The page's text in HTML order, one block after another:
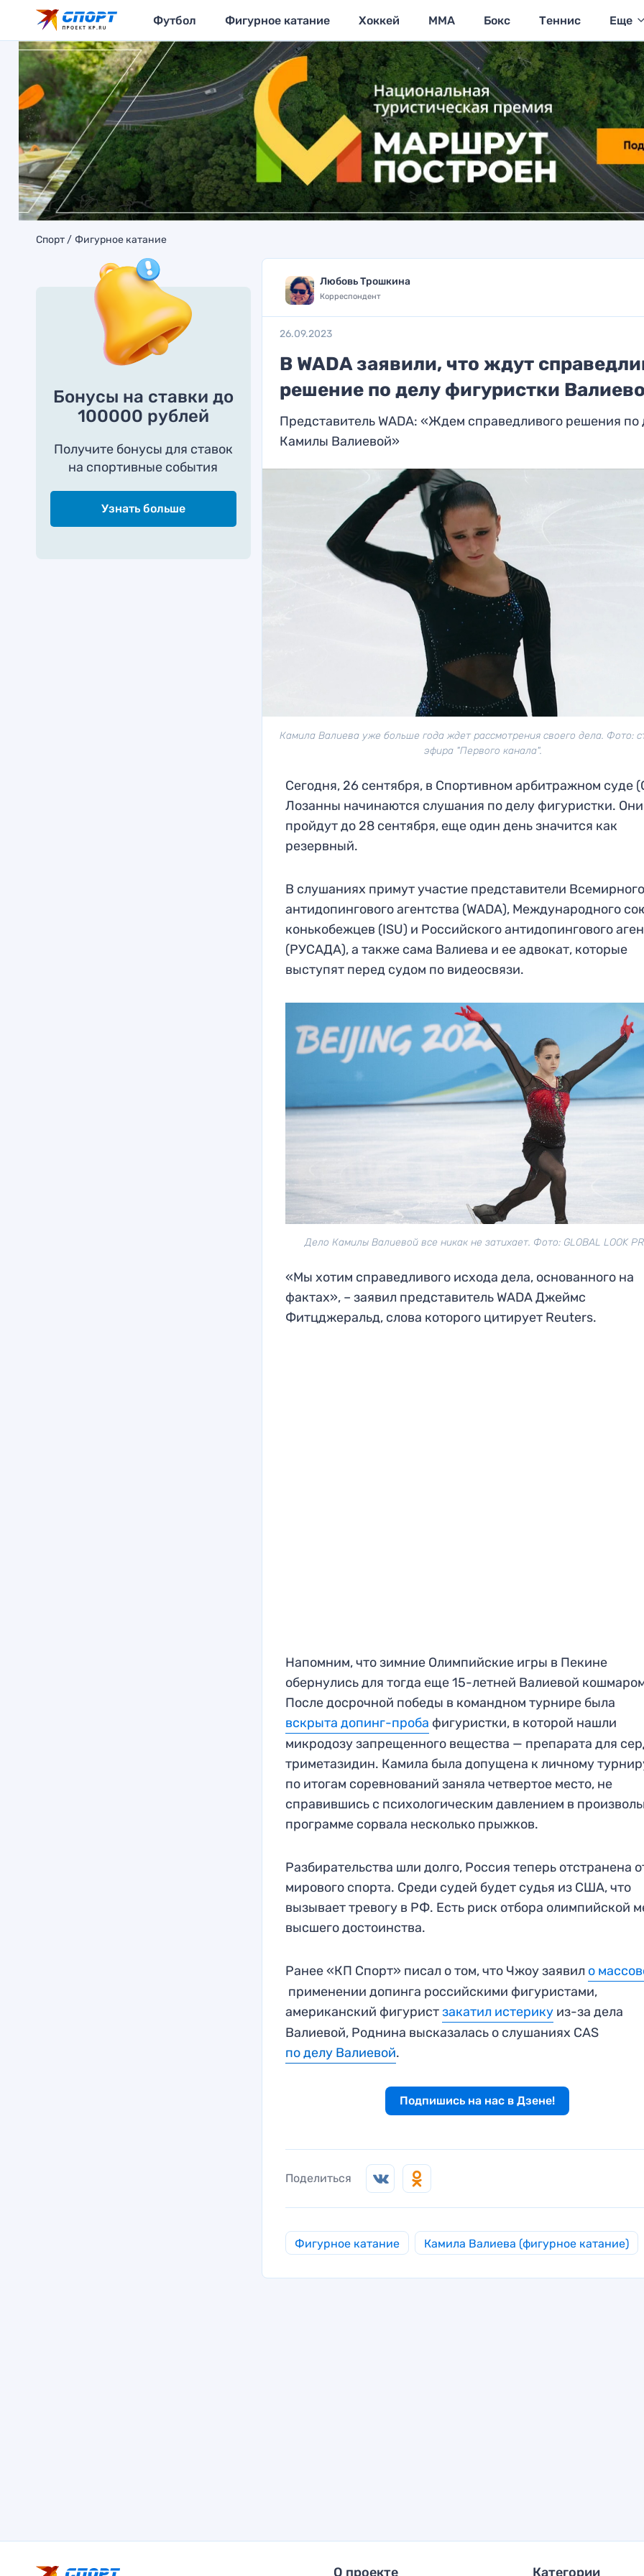
Футбол Фигурное катание Хоккей MMA Бокс Теннис Еще
Спорт Фигурное катание
Бонусы на ставки до
100000 рублей
Получите бонусы для ставок
на спортивные события
Узнать больше
Любовь Трошкина
Корреспондент
26.09.2023
В WADA заявили, что ждут
решение по делу фигуристки
Представитель WADA: «Ждем справедливого решения по
Камилы Валиевой»
Камила Валиева уже больше года ждет рассмотрения своего дела. Фото:
эфира "Первого канала".
Сегодня, 26 сентября, в Спортивном арбитражном суде
Лозанны начинаются слушания по делу фигуристки. Они
пройдут до 28 сентября, еще один день значится как
резервный.
В слушаниях примут участие представители
антидопингового агентства (WADA), Международного
конькобежцев (ISU) и Российского антидопингового
(РУСАДА), а также сама Валиева и ее адвокат, которые
выступят перед судом по видеосвязи.
Дело Камилы Валиевой все никак не затихает. Фото: GLOBAL LOOK
«Мы хотим справедливого исхода дела, основанного на
фактах», – заявил представитель WADA Джеймс
Фитцджеральд, слова которого цитирует Reuters.
Напомним, что зимние Олимпийские игры в Пекине
обернулись для тогда еще 15-летней Валиевой
После досрочной победы в командном турнире была
вскрыта допинг-проба фигуристки, в которой нашли
микродозу запрещенного вещества — препарата для
триметазидин. Камила была допущена к личному
по итогам соревнований заняла четвертое место, не
справившись с психологическим давлением в
программе сорвала несколько прыжков.
Разбирательства шли долго, Россия теперь отстранена
мирового спорта. Среди судей будет судья из США, что
вызывает тревогу в РФ. Есть риск отбора олимпийской
высшего достоинства.
Ранее «КП Спорт» писал о том, что Чжоу заявил о
применении допинга российскими фигуристами,
американский фигуристзакатил истерику из-за дела
Валиевой, Роднина высказалась о слушаниях CAS
по делу Валиевой.
Подпишись на нас в Дзене!
Поделиться
Фигурное катание Камила Валиева (фигурное катание)
О проекте Категории